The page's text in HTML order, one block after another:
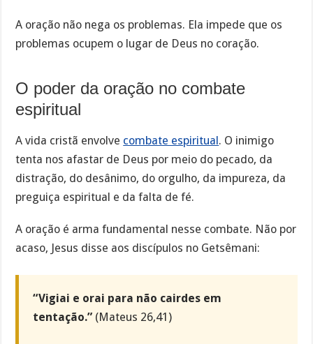
A oração não nega os problemas. Ela impede que os
problemas ocupem o lugar de Deus no coração.
O poder da oração no combate
espiritual
A vida cristã envolve combate espiritual. O inimigo
tenta nos afastar de Deus por meio do pecado, da
distração, do desânimo, do orgulho, da impureza, da
preguiça espiritual e da falta de fé.
A oração é arma fundamental nesse combate. Não por
acaso, Jesus disse aos discípulos no Getsêmani:
“Vigiai e orai para não cairdes em
tentação.” (Mateus 26,41)